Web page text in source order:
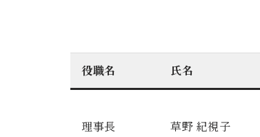
役職名 氏名
理事長 草野 紀視子